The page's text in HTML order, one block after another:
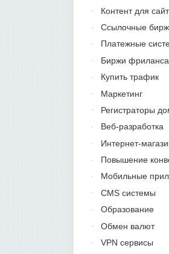
Контент для
Ссылочные
Платежные
Биржи фриланса
Купить трафик
Маркетинг
Регистраторы
Веб-разработка
Интернет-
Повышение
Мобильные
CMS системы
Образование
Обмен валют
VPN сервисы